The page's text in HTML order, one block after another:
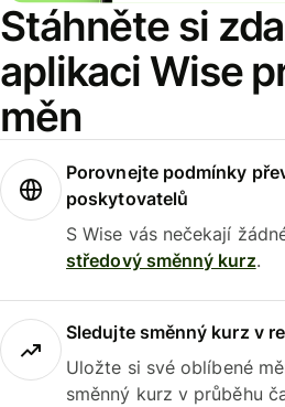
Stáhněte si
aplikaci Wise
měn
Porovnejte podmínky
poskytovatelů
S Wise vás nečekají
středový směnný kurz.
Sledujte směnný kurz v
Uložte si své oblíbené
směnný kurz v průběhu